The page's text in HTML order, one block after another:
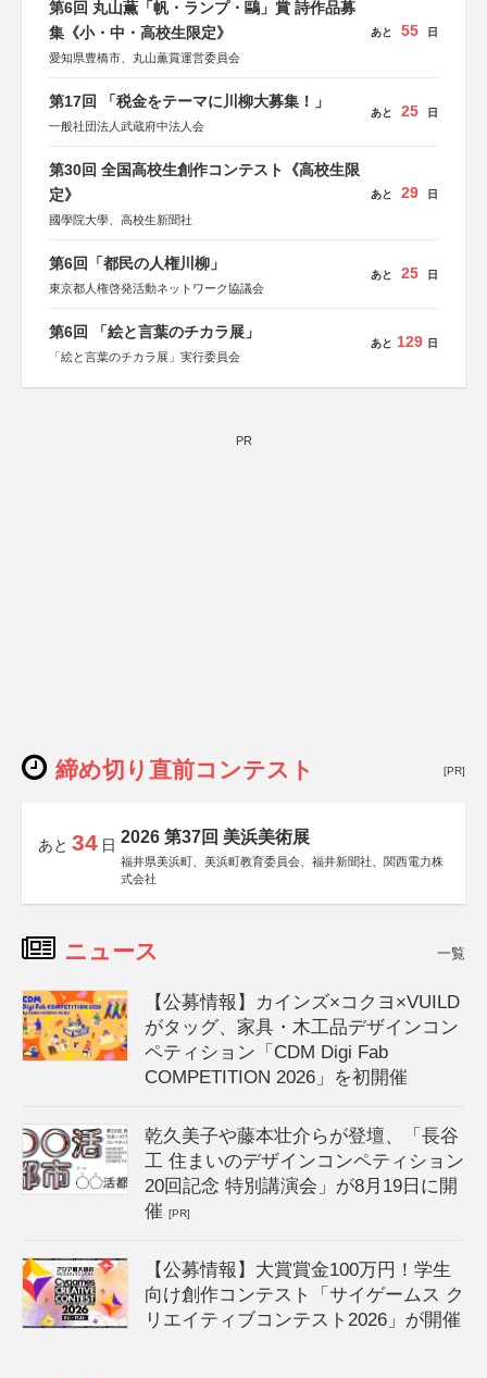
第6回 丸山薫「帆・ランプ・鷗」賞 詩作品募
集《小・中・高校生限定》
愛知県豊橋市、丸山薫賞運営委員会
あと 55 日
第17回 「税金をテーマに川柳大募集！」
一般社団法人武蔵府中法人会
あと 25 日
第30回 全国高校生創作コンテスト《高校生限
定》
國學院大學、高校生新聞社
あと 29 日
第6回「都民の人権川柳」
東京都人権啓発活動ネットワーク協議会
あと 25 日
第6回 「絵と言葉のチカラ展」
「絵と言葉のチカラ展」実行委員会
あと 129 日
PR
締め切り直前コンテスト [PR]
あと 34 日 2026 第37回 美浜美術展
福井県美浜町、美浜町教育委員会、福井新聞社、関西電力株
式会社
ニュース 一覧
【公募情報】カインズ×コクヨ×VUILD
がタッグ、家具・木工品デザインコン
ペティション「CDM Digi Fab
COMPETITION 2026」を初開催
乾久美子や藤本壮介らが登壇、「長谷
工 住まいのデザインコンペティション
20回記念 特別講演会」が8月19日に開
催[PR]
【公募情報】大賞賞金100万円！学生
向け創作コンテスト「サイゲームス ク
リエイティブコンテスト2026」が開催